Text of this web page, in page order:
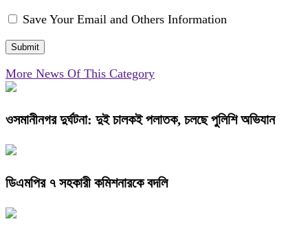
Save Your Email and Others Information
More News Of This Category
ওসমানীনগর দুর্ঘটনা: দুই চালকই পলাতক, চলছে পুলিশি অভিযান
ডিএমপির ৭ সহকারী কমিশনারকে বদলি